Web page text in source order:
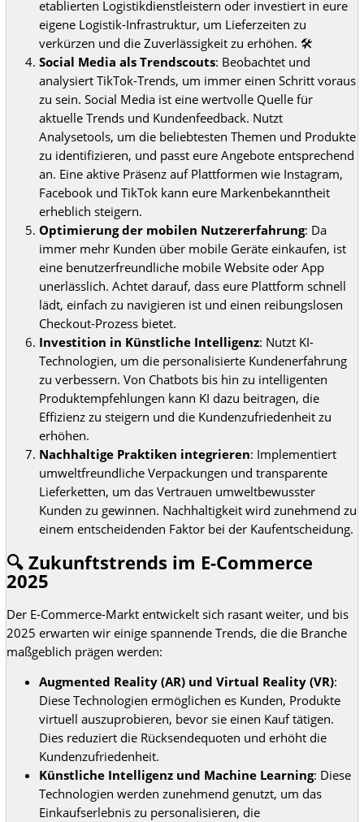
etablierten Logistikdienstleistern oder investiert in eure
eigene Logistik-Infrastruktur, um Lieferzeiten zu
verkürzen und die Zuverlässigkeit zu erhöhen. 🛠️
Social Media als Trendscouts: Beobachtet und
analysiert TikTok-Trends, um immer einen Schritt voraus
zu sein. Social Media ist eine wertvolle Quelle für
aktuelle Trends und Kundenfeedback. Nutzt
Analysetools, um die beliebtesten Themen und Produkte
zu identifizieren, und passt eure Angebote entsprechend
an. Eine aktive Präsenz auf Plattformen wie Instagram,
Facebook und TikTok kann eure Markenbekanntheit
erheblich steigern.
Optimierung der mobilen Nutzererfahrung: Da
immer mehr Kunden über mobile Geräte einkaufen, ist
eine benutzerfreundliche mobile Website oder App
unerlässlich. Achtet darauf, dass eure Plattform schnell
lädt, einfach zu navigieren ist und einen reibungslosen
Checkout-Prozess bietet.
Investition in Künstliche Intelligenz: Nutzt KI-
Technologien, um die personalisierte Kundenerfahrung
zu verbessern. Von Chatbots bis hin zu intelligenten
Produktempfehlungen kann KI dazu beitragen, die
Effizienz zu steigern und die Kundenzufriedenheit zu
erhöhen.
Nachhaltige Praktiken integrieren: Implementiert
umweltfreundliche Verpackungen und transparente
Lieferketten, um das Vertrauen umweltbewusster
Kunden zu gewinnen. Nachhaltigkeit wird zunehmend zu
einem entscheidenden Faktor bei der Kaufentscheidung.
🔍 Zukunftstrends im E-Commerce
2025
Der E-Commerce-Markt entwickelt sich rasant weiter, und bis
2025 erwarten wir einige spannende Trends, die die Branche
maßgeblich prägen werden:
Augmented Reality (AR) und Virtual Reality (VR):
Diese Technologien ermöglichen es Kunden, Produkte
virtuell auszuprobieren, bevor sie einen Kauf tätigen.
Dies reduziert die Rücksendequoten und erhöht die
Kundenzufriedenheit.
Künstliche Intelligenz und Machine Learning: Diese
Technologien werden zunehmend genutzt, um das
Einkaufserlebnis zu personalisieren, die